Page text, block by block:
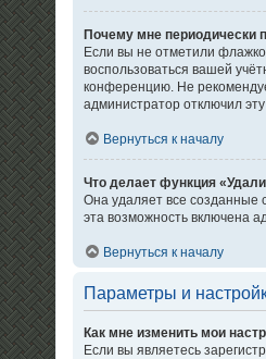
Почему мне периодически
Если вы не отметили
воспользоваться вашей
конференцию. Не
администратор отключил
Вернуться к началу
Что делает функция
Она удаляет все созданные
эта возможность включена
Вернуться к началу
Параметры и
Как мне изменить мои
Если вы являетесь